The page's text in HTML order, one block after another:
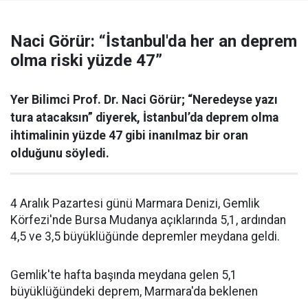
Naci Görür: “İstanbul'da her an deprem
olma riski yüzde 47”
Yer Bilimci Prof. Dr. Naci Görür; “Neredeyse yazı
tura atacaksın” diyerek, İstanbul’da deprem olma
ihtimalinin yüzde 47 gibi inanılmaz bir oran
olduğunu söyledi.
4 Aralık Pazartesi günü Marmara Denizi, Gemlik
Körfezi'nde Bursa Mudanya açıklarında 5,1, ardından
4,5 ve 3,5 büyüklüğünde depremler meydana geldi.
Gemlik'te hafta başında meydana gelen 5,1
büyüklüğündeki deprem, Marmara'da beklenen